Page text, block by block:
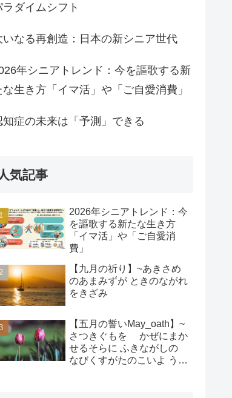
ラダイムシフト
いなる再創造：日本の新シニア世代
年シニアトレンド：今を謳歌する新
な生き方「イマ活」や「ご自愛消費」
知症の未来は「予測」できる
人気記事
2026年シニアトレンド：今
を謳歌する新たな生き方
「イマ活」や「ご自愛消
費」
【九月の祈り】~あきさめ
のあまみずが ときのながれ
をきざみ
【五月の誓いMay_oath】~
さつきぐもを かぜにまか
せるそらに ふきながしの
なびくすがたのこいよ うま